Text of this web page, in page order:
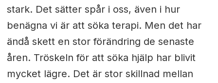
stark. Det sätter spår i oss, även i hur
benägna vi är att söka terapi. Men det har
ändå skett en stor förändring de senaste
åren. Tröskeln för att söka hjälp har blivit
mycket lägre. Det är stor skillnad mellan